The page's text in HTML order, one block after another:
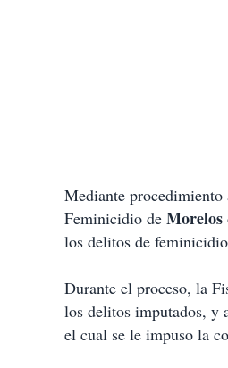
Mediante
Feminicidio de Morelos
los delitos de
Durante el proceso, la
los delitos imputados, y
el cual se le impuso la